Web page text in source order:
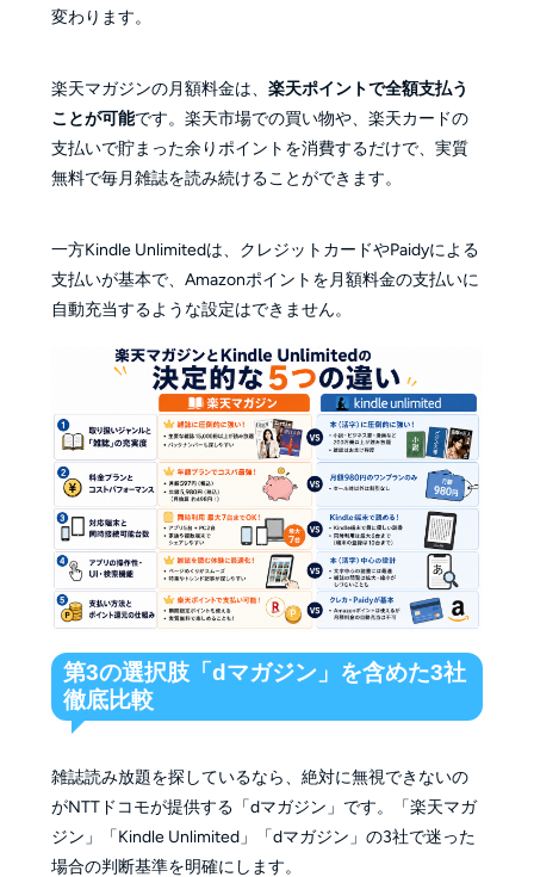
変わります。
楽天マガジンの月額料金は、 楽天ポイントで全額支払う
ことが可能です。楽天市場での買い物や、楽天カードの
支払いで貯まった余りポイントを消費するだけで、実質
無料で毎月雑誌を読み続けることができます。
一方Kindle Unlimitedは、クレジットカードやPaidyによる
支払いが基本で、Amazonポイントを月額料金の支払いに
自動充当するような設定はできません。
第3の選択肢「dマガジン」を含めた3社
徹底比較
雑誌読み放題を探しているなら、絶対に無視できないの
がNTTドコモが提供する「dマガジン」です。「楽天マガ
ジン」「Kindle Unlimited」「dマガジン」の3社で迷った
場合の判断基準を明確にします。